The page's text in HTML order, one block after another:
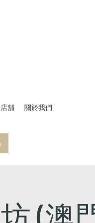
店舖 關於我們
(澳